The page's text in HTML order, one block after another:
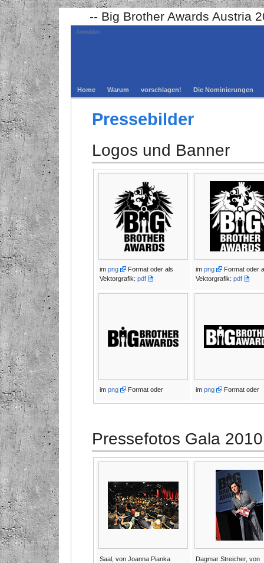
-- Big Brother Awards Austria
Anmelden
Home Warum vorschlagen! Die Nominierungen
Pressebilder
Logos und Banner
im png
Format oder als
Vektorgrafik: pdf
im png
Format oder
Vektorgrafik: pdf
im png Format oder im png Format oder
Pressefotos Gala 2010
Saal, von Joanna Pianka
Dagmar Streicher, von